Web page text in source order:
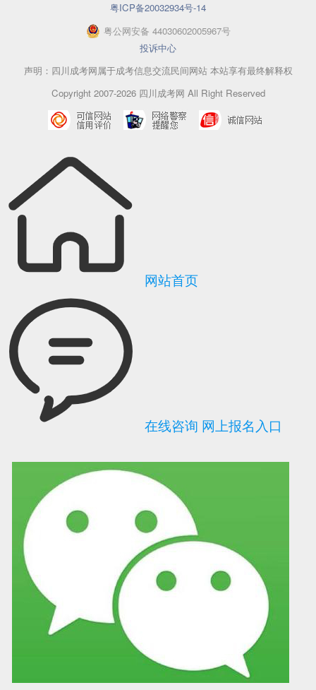
粤ICP备20032934号-14
粤公网安备 44030602005967号
投诉中心
声明：四川成考网属于成考信息交流民间网站 本站享有最终解释权
Copyright 2007-2026 四川成考网 All Right Reserved
可信网站信用评 网络警察提醒你 诚信网站
网站首页
在线咨询 网上报名入口